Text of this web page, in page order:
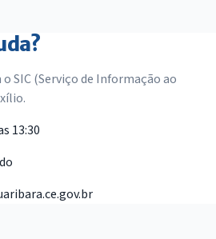
SIC (Serviço de Informação ao
13:30